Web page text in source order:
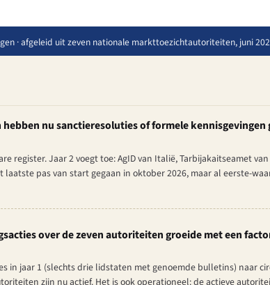
· afgeleid uit zeven nationale markttoezichtautoriteiten, juni
nu sanctieresoluties of formele kennisgevingen
register. Jaar 2 voegt toe: AgID van Italië, Tarbijakaitseamet
pas van start gegaan in oktober 2026, maar al eerste-
over de zeven autoriteiten groeide met een
in jaar 1 (slechts drie lidstaten met genoemde bulletins) naar